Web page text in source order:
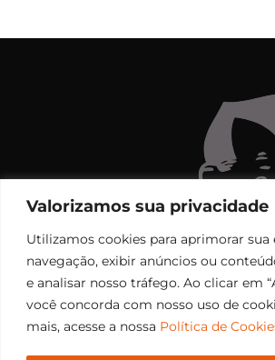
Valorizamos sua privacidade
Utilizamos cookies para aprimorar sua
navegação, exibir anúncios ou
e analisar nosso tráfego. Ao clicar em
você concorda com nosso uso de
mais, acesse a nossa Política de